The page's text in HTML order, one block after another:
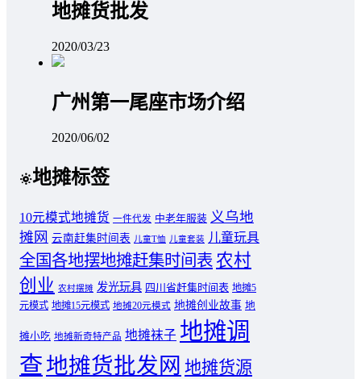
地摊货批发
2020/03/23
广州第一尾座市场介绍
2020/06/02
地摊标签
10元模式地摊货 一件代发 中老年服装 义乌地
摊网 云南赶集时间表 儿童T恤 儿童套装 儿童玩具
全国各地摆地摊赶集时间表 农村
创业 农村摆摊 发光玩具 四川省赶集时间表 地摊5
元模式 地摊15元模式 地摊20元模式 地摊创业故事 地
摊小吃 地摊新奇特产品 地摊袜子 地摊调
查地摊货批发网 地摊货源